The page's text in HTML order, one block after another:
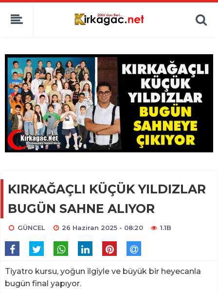
KIRKAĞAÇLI KÜÇÜK YILDIZLAR
BUGÜN SAHNE ALIYOR
GÜNCEL 26 Haziran 2025 - 08:20 1.1B
Tiyatro kursu, yoğun ilgiyle ve büyük bir heyecanla
bugün final yapıyor.